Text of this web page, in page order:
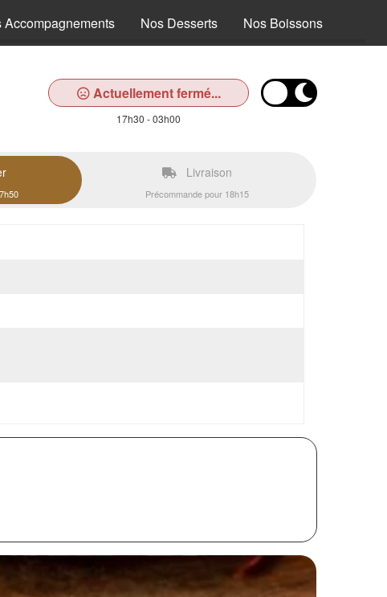
Accompagnements Nos Desserts Nos Boissons
Actuellement fermé...
17h30 - 03h00
Livraison
Précommande pour 18h15